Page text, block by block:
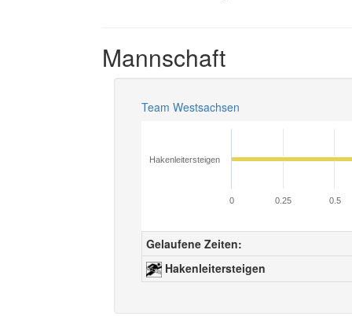
Mannschaft
Team Westsachsen
Hakenleitersteigen
0 0.25 0.5
Gelaufene Zeiten:
Hakenleitersteigen